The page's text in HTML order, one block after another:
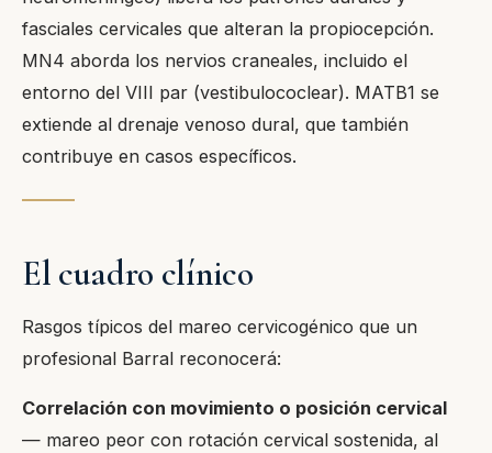
fasciales cervicales que alteran la propiocepción.
MN4 aborda los nervios craneales, incluido el
entorno del VIII par (vestibulococlear). MATB1 se
extiende al drenaje venoso dural, que también
contribuye en casos específicos.
El cuadro clínico
Rasgos típicos del mareo cervicogénico que un
profesional Barral reconocerá:
Correlación con movimiento o posición cervical
— mareo peor con rotación cervical sostenida, al